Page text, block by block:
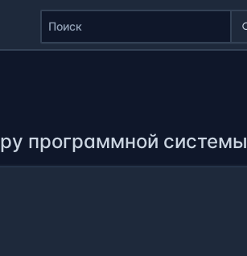
программной системы